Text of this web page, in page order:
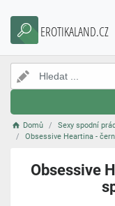
EROTIKALAND.CZ
Domů Sexy spodní
Obsessive Heartina -
Obsessive